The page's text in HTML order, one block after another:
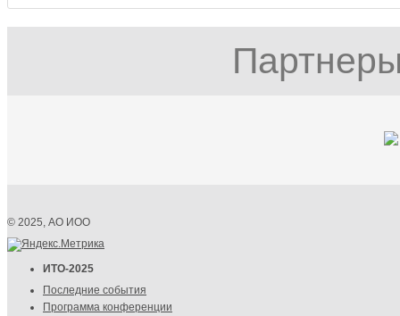
© 2025, АО ИОО
ИТО-2025
Последние события
Программа конференции